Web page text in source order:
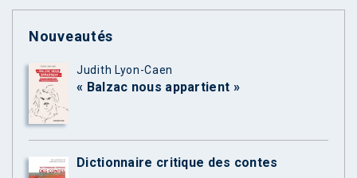
Nouveautés
Judith Lyon-Caen
« Balzac nous appartient »
Dictionnaire critique des contes